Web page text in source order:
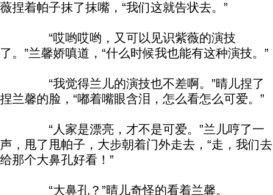
薇捏着帕子抹了抹嘴，“我们这就告状去。”
“哎哟哎哟，又可以见识紫薇的演技
了。”兰馨娇嗔道，“什么时候我也能有这种演技。”
“我觉得兰儿的演技也不差啊。”晴儿捏了
捏兰馨的脸，“嘟着嘴眼含泪，怎么看怎么可爱。”
“人家是漂亮，才不是可爱。”兰儿哼了一
声，甩了甩帕子，大步朝着门外走去，“走，我们去
给那个大鼻孔好看！”
“大鼻孔？”晴儿奇怪的看着兰馨。